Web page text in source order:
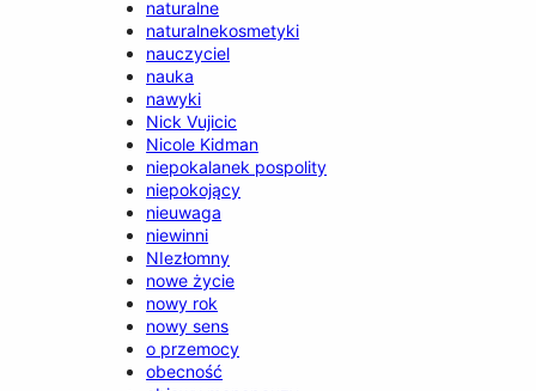
naturalne
naturalnekosmetyki
nauczyciel
nauka
nawyki
Nick Vujicic
Nicole Kidman
niepokalanek pospolity
niepokojący
nieuwaga
niewinni
NIezłomny
nowe życie
nowy rok
nowy sens
o przemocy
obecność